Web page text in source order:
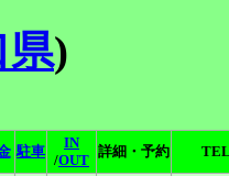
県)
駐車
IN
/OUT
詳細・予約